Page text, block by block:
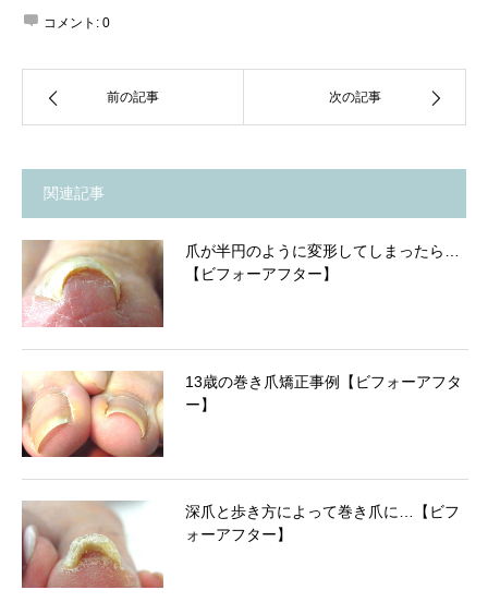
コメント: 0
前の記事 次の記事
関連記事
爪が半円のように変形してしまったら…
【ビフォーアフター】
13歳の巻き爪矯正事例【ビフォーアフタ
ー】
深爪と歩き方によって巻き爪に…【ビフ
ォーアフター】